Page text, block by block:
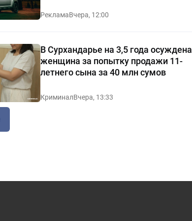
РекламаВчера, 12:00
В Сурхандарье на 3,5 года осуждена
женщина за попытку продажи 11-
летнего сына за 40 млн сумов
КриминалВчера, 13:33